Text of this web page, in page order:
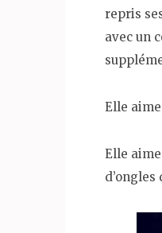
repris
avec un
Elle
Elle
d’ongles